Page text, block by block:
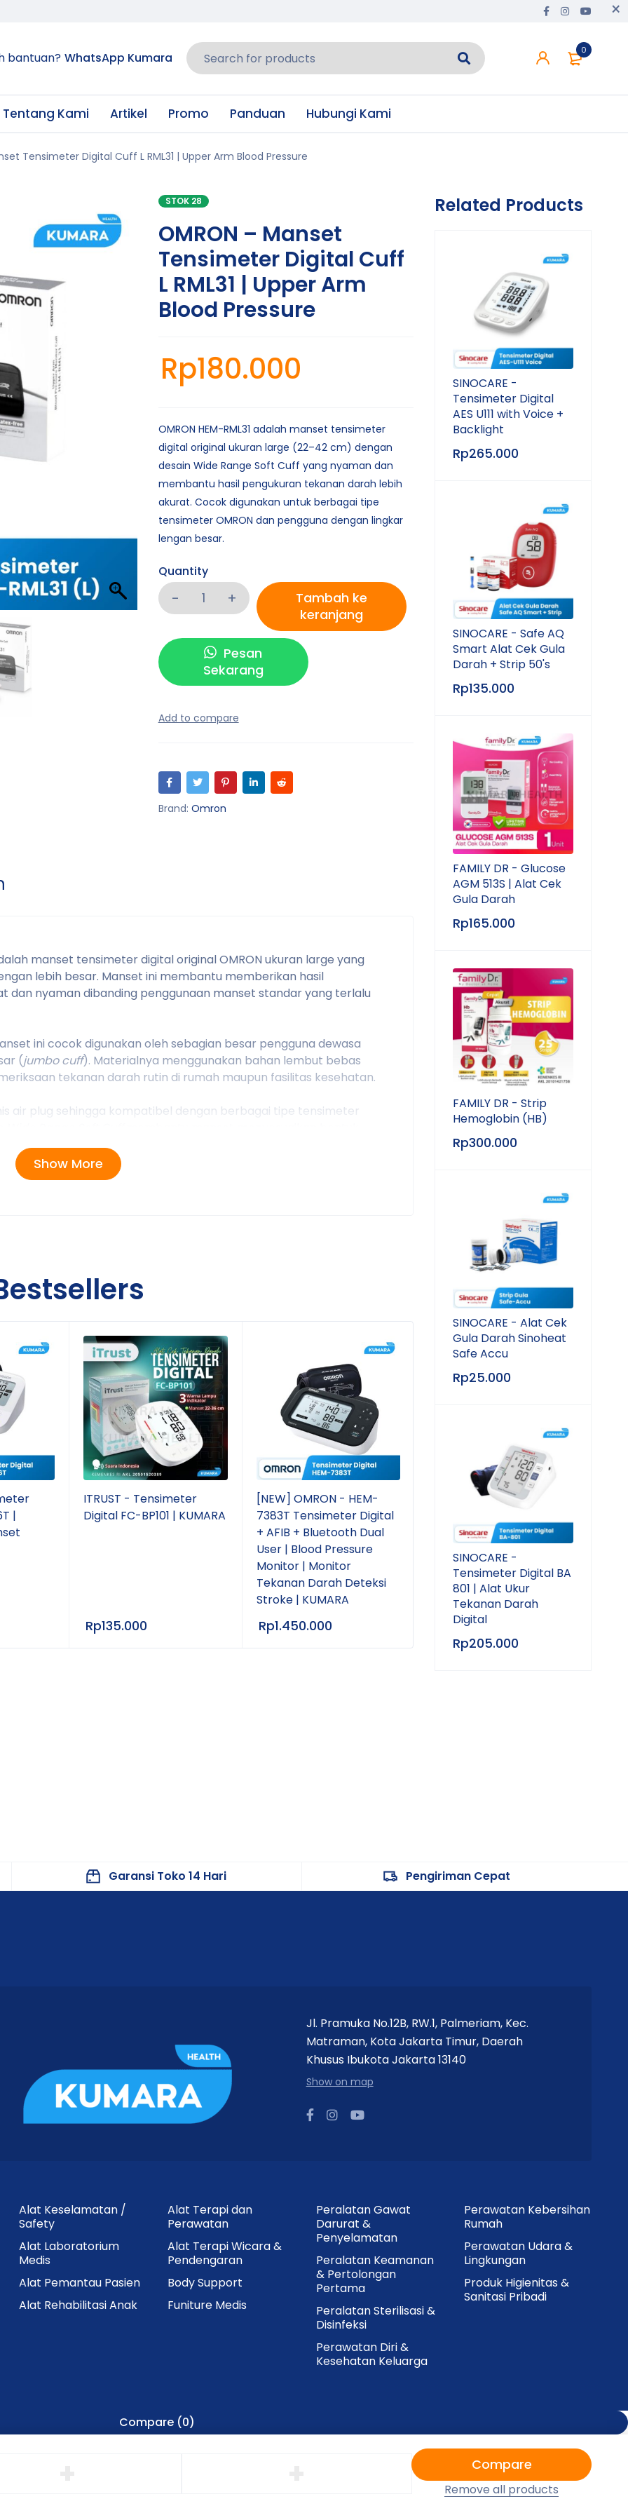
0
bantuan? WhatsApp Kumara
Tentang Kami Artikel Promo Panduan Hubungi Kami
Tensimeter Digital Cuff L RML31 | Upper Arm Blood Pressure
STOK 28
OMRON – Manset
Tensimeter Digital Cuff
L RML31 | Upper Arm
Blood Pressure
Rp180.000
OMRON HEM-RML31 adalah manset tensimeter
digital original ukuran large (22–42 cm) dengan
desain Wide Range Soft Cuff yang nyaman dan
membantu hasil pengukuran tekanan darah lebih
akurat. Cocok digunakan untuk berbagai tipe
tensimeter OMRON dan pengguna dengan lingkar
lengan besar.
Quantity
Tambah ke
keranjang
Pesan
Sekarang
Brand: Omron
manset tensimeter digital original OMRON ukuran large yang
lebih besar. Manset ini membantu memberikan hasil
dan nyaman dibanding penggunaan manset standar yang terlalu
ini cocok digunakan oleh sebagian besar pengguna dewasa
(jumbo cuff). Materialnya menggunakan bahan lembut bebas
tekanan darah rutin di rumah maupun fasilitas kesehatan.
air plug sehingga kompatibel dengan berbagai tipe tensimeter
pengukuran yang stabil dan optimal.
klinik
Show More
|
ITRUST - Tensimeter
Digital FC-BP101 | KUMARA
Rp135.000
[NEW] OMRON - HEM-
7383T Tensimeter Digital
+ AFIB + Bluetooth Dual
User | Blood Pressure
Monitor | Monitor
Tekanan Darah Deteksi
Stroke | KUMARA
Rp1.450.000
SOLD OUT
FAMILY DR - Strip Gula
78.000
Related Products
SINOCARE -
Tensimeter Digital
AES U111 with Voice +
Backlight
Rp265.000
SINOCARE - Safe AQ
Smart Alat Cek Gula
Darah + Strip 50's
Rp135.000
FAMILY DR - Glucose
AGM 513S | Alat Cek
Gula Darah
Rp165.000
FAMILY DR - Strip
Hemoglobin (HB)
Rp300.000
SINOCARE - Alat Cek
Gula Darah Sinoheat
Safe Accu
Rp25.000
SINOCARE -
Tensimeter Digital BA
801 | Alat Ukur
Tekanan Darah
Digital
Rp205.000
Garansi Toko 14 Hari Pengiriman Cepat
Jl. Pramuka No.12B, RW.1, Palmeriam, Kec.
Matraman, Kota Jakarta Timur, Daerah
Khusus Ibukota Jakarta 13140
Show on map
Alat Keselamatan /
Safety
Alat Laboratorium
Medis
Alat Pemantau Pasien
Alat Rehabilitasi Anak
Alat Terapi dan
Perawatan
Alat Terapi Wicara &
Pendengaran
Body Support
Funiture Medis
Peralatan Gawat
Darurat &
Penyelamatan
Peralatan Keamanan
& Pertolongan
Pertama
Peralatan Sterilisasi &
Disinfeksi
Perawatan Diri &
Kesehatan Keluarga
Perawatan Kebersihan
Rumah
Perawatan Udara &
Lingkungan
Produk Higienitas &
Sanitasi Pribadi
Compare (0)
Compare
Remove all products